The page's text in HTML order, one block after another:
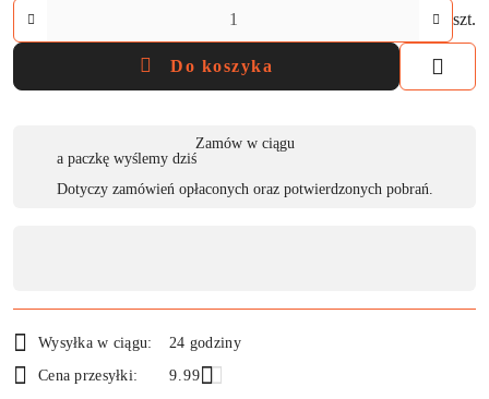
szt.
Do koszyka
płatność
Zamów w ciągu
a paczkę wyślemy dziś
Dotyczy zamówień opłaconych oraz potwierdzonych pobrań.
Wysyłka w ciągu:
24 godziny
Cena przesyłki:
9.99